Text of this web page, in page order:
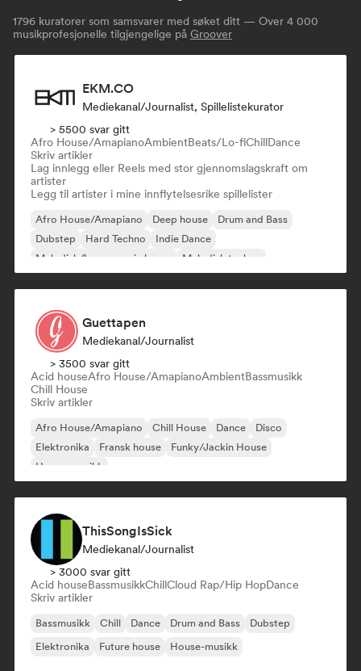
1796 kuratorer som samsvarer med søket ditt — Over 4 000
musikprofesjonelle tilgjengelige på Groover
EKM.CO
Mediekanal/journalist, Spillelistekurator
> 5500 svar gitt
Afro House/AmapianoAmbientBeats/Lo-fiChillDance
Skriv artikler
Lag innlegg eller Reels med stor gjennomslagskraft om
artister
Legg til artister i mine innflytelsesrike spillelister
Afro House/Amapiano Deep house
Drum and Bass
Dubstep
Hard Techno
Indie Dance
Melodisk & progressiv house
Melodisk techno
Guettapen
Mediekanal/journalist
> 3500 svar gitt
Acid houseAfro House/AmapianoAmbientBassmusikk
Chill House
Skriv artikler
Afro House/Amapiano Chill House Dance
Disco
Elektronika
Fransk house
Funky/Jackin House
House-musikk
ThisSongIsSick
Mediekanal/journalist
> 3000 svar gitt
Acid houseBassmusikkChillCloud Rap/Hip HopDance
Skriv artikler
Bassmusikk Chill Dance Drum and Bass
Dubstep
Elektronika
Future house House-musikk